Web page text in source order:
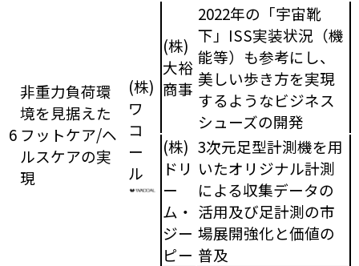
6
非重力負荷環
境を見据えた
フットケア/ヘ
ルスケアの実
現
(株)
ワ
コ
ー
ル
(株)
大裕
商事
2022年の「宇宙靴
下」ISS実装状況（機
能等）も参考にし、
美しい歩き方を実現
するようなビジネス
シューズの開発
(株)
ドリ
ー
ム・
ジー
ピー
3次元足型計測機を用
いたオリジナル計測
による収集データの
活用及び足計測の市
場展開強化と価値の
普及